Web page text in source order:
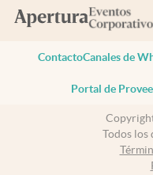
ContactoCanales de
Portal de
Todos los